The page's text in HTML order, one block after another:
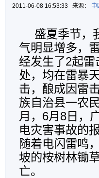
2011-06-08 16:53:33 来源： 中
盛夏季节，
气明显增多，
经发生了2起
处，均在雷暴
击，酿成因雷
族自治县一农
月，6月8日，
电灾害事故的
随着电闪雷鸣
坡的桉树林锄
亡。